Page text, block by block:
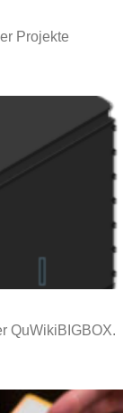
Projekte
QuWikiBIGBOX.